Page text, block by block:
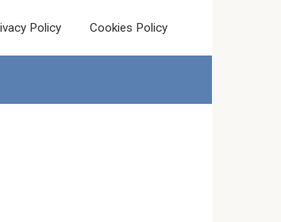
Policy Cookies Policy